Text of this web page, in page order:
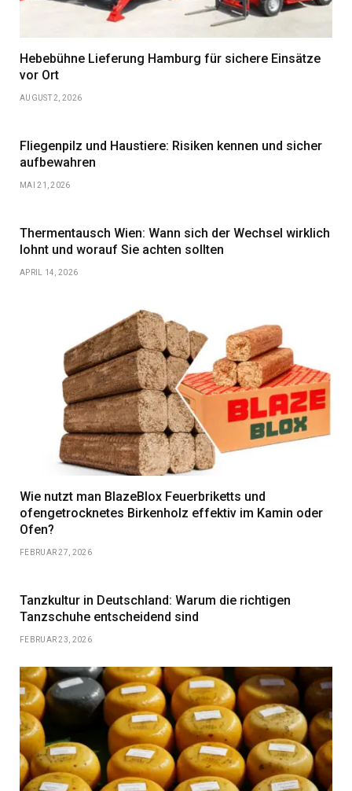
Hebebühne Lieferung Hamburg für sichere Einsätze
vor Ort
AUGUST 2, 2026
Fliegenpilz und Haustiere: Risiken kennen und sicher
aufbewahren
MAI 21, 2026
Thermentausch Wien: Wann sich der Wechsel wirklich
lohnt und worauf Sie achten sollten
APRIL 14, 2026
Wie nutzt man BlazeBlox Feuerbriketts und
ofengetrocknetes Birkenholz effektiv im Kamin oder
Ofen?
FEBRUAR 27, 2026
Tanzkultur in Deutschland: Warum die richtigen
Tanzschuhe entscheidend sind
FEBRUAR 23, 2026